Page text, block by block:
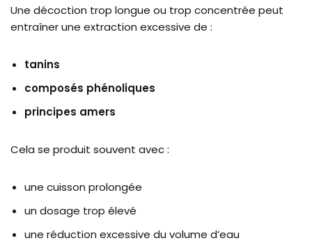
Une décoction trop longue ou trop concentrée peut
entraîner une extraction excessive de :
tanins
composés phénoliques
principes amers
Cela se produit souvent avec :
une cuisson prolongée
un dosage trop élevé
une réduction excessive du volume d’eau